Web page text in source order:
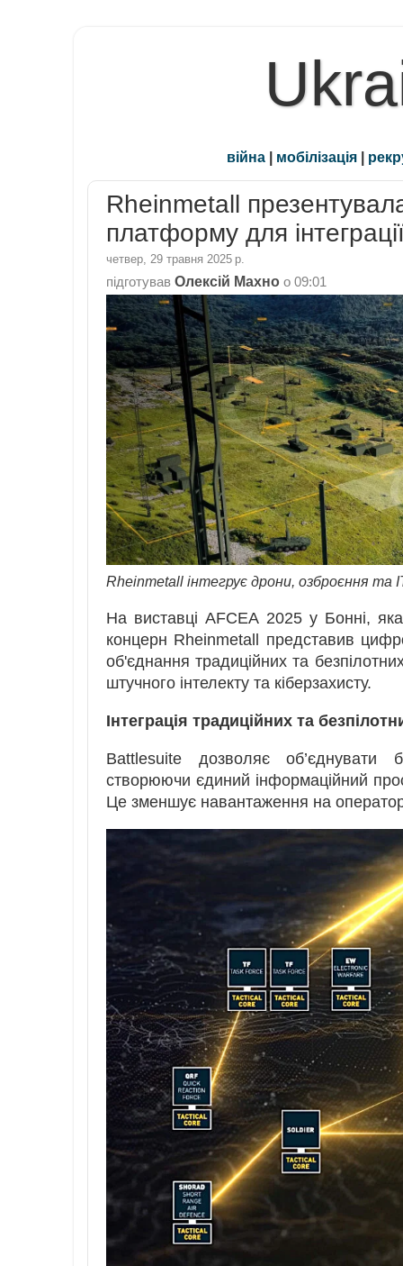
війна | мобілізація |
Rheinmetall
платформу для
четвер, 29 травня 2025 р.
підготував Олексій Махно о 09:01
Rheinmetall інтегрує дрони, озброєння та
На виставці AFCEA 2025 у Бонні,
концерн Rheinmetall представив
об'єднання традиційних та
штучного інтелекту та кіберзахисту.
Інтеграція традиційних та
Battlesuite дозволяє об’єднувати
створюючи єдиний інформаційний
Це зменшує навантаження на